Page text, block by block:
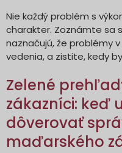
Nie každý problém s
charakter. Zoznámte sa
naznačujú, že problémy
vedenia, a zistite, kedy
Zelené
zákazníci: keď
dôverovať
maďarského